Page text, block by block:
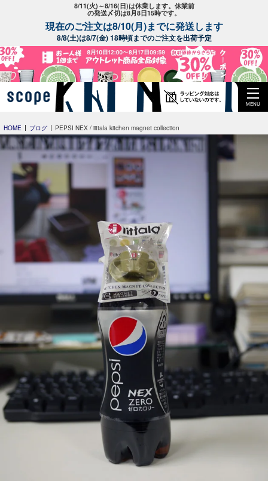
8/11(火)～8/16(日)は休業します。休業前
の発送〆切は8月8日15時です。
現在のご注文は8/10(月)までに発送します
8/8(土)は8/7(金) 18時頃までのご注文を出荷予定
MENU
HOME ブログ PEPSI NEX / iittala kitchen magnet collection